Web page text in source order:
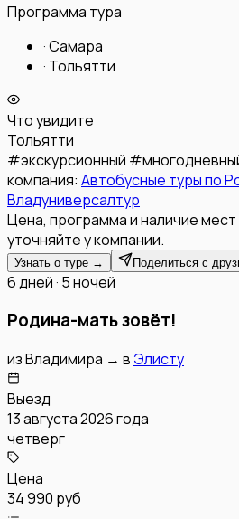
Программа тура
·Самара
· Тольятти
Что увидите
Тольятти
#экскурсионный #
компания: Автобусные туры по
Владуниверсалтур
Цена, программа и наличие
уточняйте у компании.
Узнать о туре → Поделиться с
6 дней · 5 ночей
Родина-мать зовёт!
изВладимира → в Элисту
Выезд
13 августа 2026 года
четверг
Цена
34 990 руб